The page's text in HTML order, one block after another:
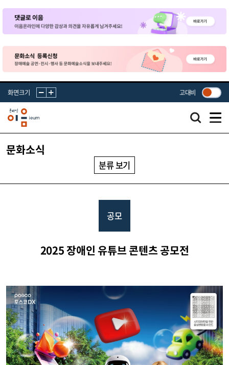
화면크기 고대비
문화소식
분류 보기
공모
2025 장애인 유튜브 콘텐츠 공모전